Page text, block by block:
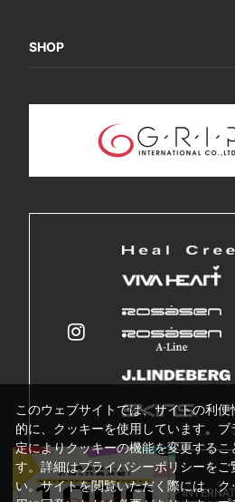
SHOP
Copyright © GRIP
このウェブサイトでは、サイトの利便
的に、クッキーを使用しています。ブ
定によりクッキーの機能を変更するこ
す。詳細はプライバシーポリシーをご
い。サイトを閲覧いただく際には、ク